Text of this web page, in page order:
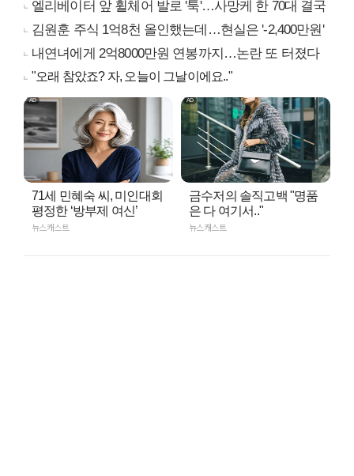
엘리베이터 앞 휠체어 발로 '툭'…사망케 한 70대 결국
김원훈 주식 1억8천 올인했는데…현실은 '-2,400만원'
내연녀에게 2억8000만원 연봉까지…논란 또 터졌다
"오래 참았죠? 자, 오늘이 그날이에요.."
71세 민혜숙 씨, 미인대회
평정한 ‘방부제 여신’
뉴스캐스트
금수저의 솔직고백 "명품
은 다 여기서.."
뉴스캐스트